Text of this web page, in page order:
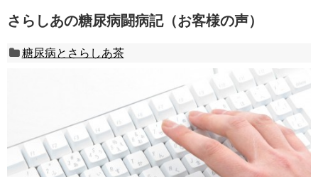
さらしあの糖尿病闘病記（お客様の声）
糖尿病とさらしあ茶